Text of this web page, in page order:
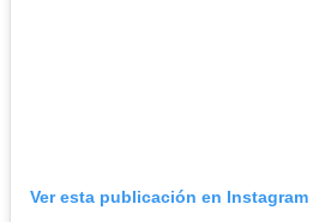
Ver esta publicación en Instagram